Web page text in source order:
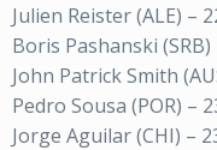
Julien Reister (ALE) –
Boris Pashanski (SRB)
John Patrick Smith
Pedro Sousa (POR) –
Jorge Aguilar (CHI) –